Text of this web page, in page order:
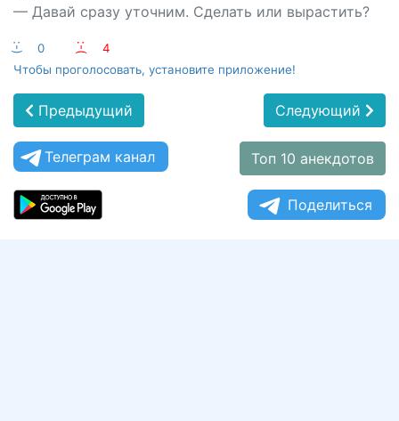
— Давай сразу уточним. Сделать или вырастить?
:-) 0 :-(
4
Чтобы проголосовать, установите приложение!
Предыдущий Следующий
Телеграм канал Топ 10 анекдотов
Поделиться